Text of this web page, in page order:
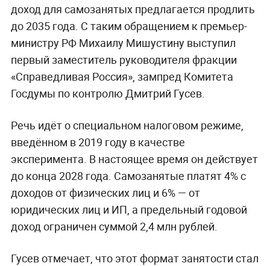
доход для самозанятых предлагается продлить
до 2035 года. С таким обращением к премьер-
министру РФ Михаилу Мишустину выступил
первый заместитель руководителя фракции
«Справедливая Россия», зампред Комитета
Госдумы по контролю Дмитрий Гусев.
Речь идёт о специальном налоговом режиме,
введённом в 2019 году в качестве
эксперимента. В настоящее время он действует
до конца 2028 года. Самозанятые платят 4% с
доходов от физических лиц и 6% — от
юридических лиц и ИП, а предельный годовой
доход ограничен суммой 2,4 млн рублей.
Гусев отмечает, что этот формат занятости стал